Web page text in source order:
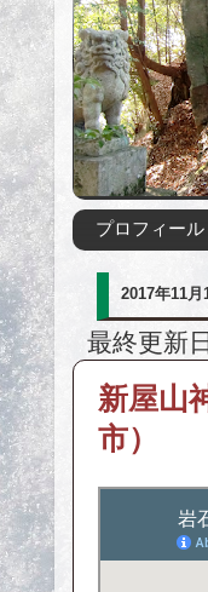
プロフィール
2017年11月
最終更新
新屋山
市）